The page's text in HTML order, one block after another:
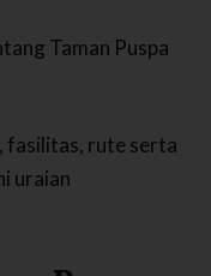
Taman Puspa
fasilitas, rute serta
uraian